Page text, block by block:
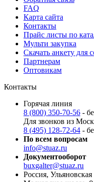
FAQ
Карта сайта
Контакты
Прайс листы по
Мульти закупка
Скачать анкету для
Партнерам
Оптовикам
Контакты
Горячая линия
8 (800) 350-70-56 -
Для звонков из
8 (495) 128-72-64 -
По всем вопросам
info@stuaz.ru
Документооборот
buxgalter@stuaz.ru
Россия,